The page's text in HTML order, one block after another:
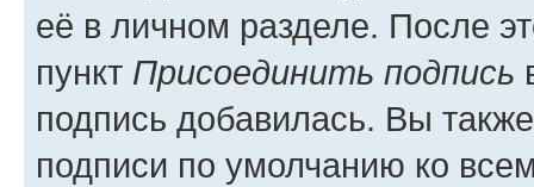
её в личном разделе. После
пункт Присоединить подпись
подпись добавилась. Вы
подписи по умолчанию ко